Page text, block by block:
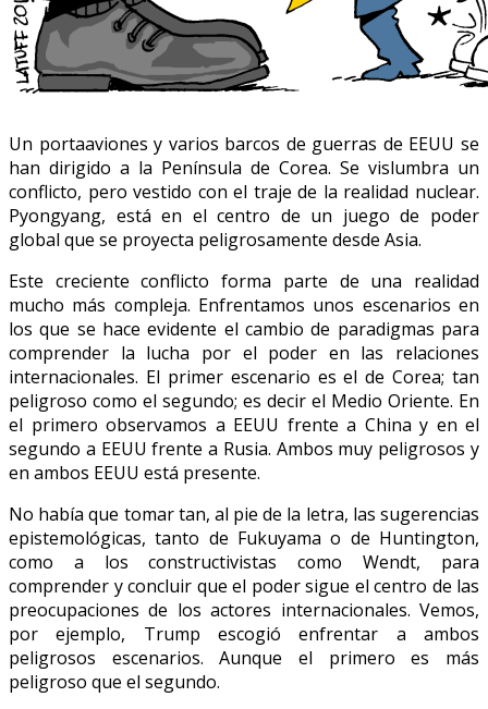
Un portaaviones y varios barcos de guerras de EEUU se
han dirigido a la Península de Corea. Se vislumbra un
conflicto, pero vestido con el traje de la realidad nuclear.
Pyongyang, está en el centro de un juego de poder
global que se proyecta peligrosamente desde Asia.
Este creciente conflicto forma parte de una realidad
mucho más compleja. Enfrentamos unos escenarios en
los que se hace evidente el cambio de paradigmas para
comprender la lucha por el poder en las relaciones
internacionales. El primer escenario es el de Corea; tan
peligroso como el segundo; es decir el Medio Oriente. En
el primero observamos a EEUU frente a China y en el
segundo a EEUU frente a Rusia. Ambos muy peligrosos y
en ambos EEUU está presente.
No había que tomar tan, al pie de la letra, las sugerencias
epistemológicas, tanto de Fukuyama o de Huntington,
como a los constructivistas como Wendt, para
comprender y concluir que el poder sigue el centro de las
preocupaciones de los actores internacionales. Vemos,
por ejemplo, Trump escogió enfrentar a ambos
peligrosos escenarios. Aunque el primero es más
peligroso que el segundo.